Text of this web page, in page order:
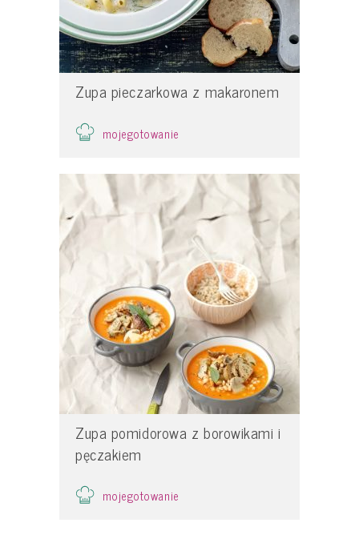
Zupa pieczarkowa z makaronem
mojegotowanie
Zupa pomidorowa z borowikami i
pęczakiem
mojegotowanie